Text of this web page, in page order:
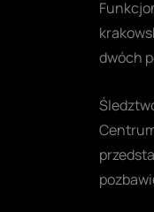
dwóch